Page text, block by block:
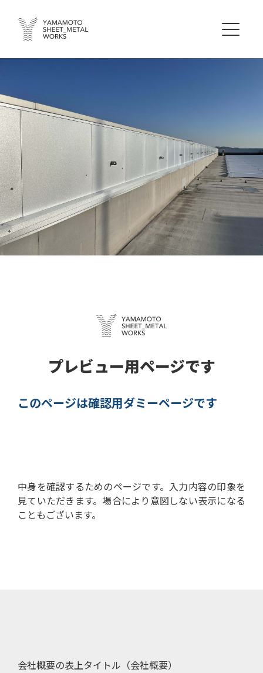
プレビュー用ページです
このページは確認用ダミーページです
中身を確認するためのページです。 入力内容の印象を
見ていただきます。場合により意図しない表示になる
こともございます。
会社概要の表上タイトル（会社概要）